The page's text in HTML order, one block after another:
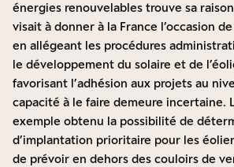
énergies renouvelables trouve sa
visait à donner à la France l’occasion
en allégeant les procédures
le développement du solaire et de
favorisant l’adhésion aux projets au
capacité à le faire demeure incertaine.
exemple obtenu la possibilité de
d’implantation prioritaire pour les
de prévoir en dehors des couloirs de